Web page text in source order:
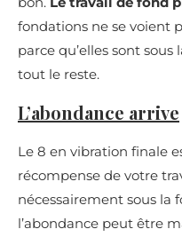
fondations ne se voient
parce qu’elles sont
tout le reste.
L’abondance arrive
Le 8 en vibration finale
récompense de votre
nécessairement sous la
l’abondance peut être